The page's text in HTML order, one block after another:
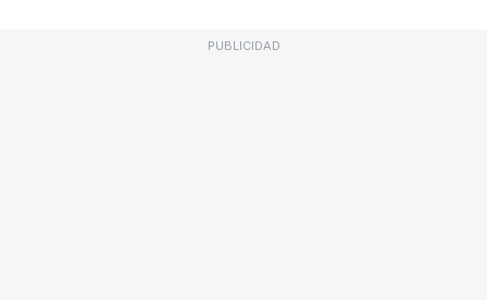
PUBLICIDAD